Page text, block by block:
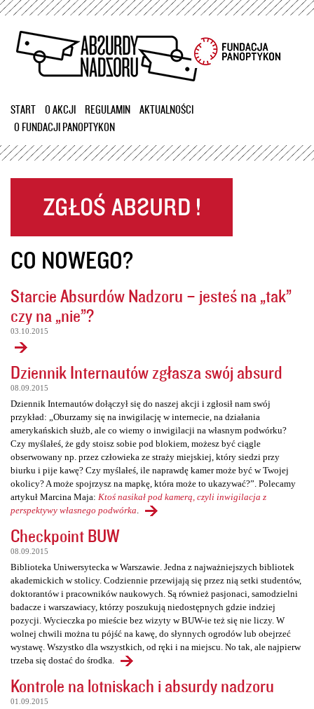
Przejdź
treści
START O AKCJI REGULAMIN
AKTUALNOŚCI
O FUNDACJI PANOPTYKON
CO NOWEGO?
Starcie Absurdów Nadzoru – jesteś na „tak”
czy na „nie”?
03.10.2015
Dziennik Internautów zgłasza swój absurd
08.09.2015
Dziennik Internautów dołączył się do naszej akcji i zgłosił nam swój
przykład: „Oburzamy się na inwigilację w internecie, na działania
amerykańskich służb, ale co wiemy o inwigilacji na własnym podwórku?
Czy myślałeś, że gdy stoisz sobie pod blokiem, możesz być ciągle
obserwowany np. przez człowieka ze straży miejskiej, który siedzi przy
biurku i pije kawę? Czy myślałeś, ile naprawdę kamer może być w Twojej
okolicy? A może spojrzysz na mapkę, która może to ukazywać?”. Polecamy
artykuł Marcina Maja: Ktoś nasikał pod kamerą, czyli inwigilacja z
perspektywy własnego podwórka
Checkpoint BUW
08.09.2015
Biblioteka Uniwersytecka w Warszawie. Jedna z najważniejszych bibliotek
akademickich w stolicy. Codziennie przewijają się przez nią setki studentów,
doktorantów i pracowników naukowych. Są również pasjonaci, samodzielni
badacze i warszawiacy, którzy poszukują niedostępnych gdzie indziej
pozycji. Wycieczka po mieście bez wizyty w BUW-ie też się nie liczy. W
wolnej chwili można tu pójść na kawę, do słynnych ogrodów lub obejrzeć
wystawę. Wszystko dla wszystkich, od ręki i na miejscu. No tak, ale najpierw
trzeba się dostać do środka.
Kontrole na lotniskach i absurdy nadzoru
01.09.2015